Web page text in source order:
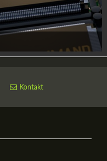
Kontakt